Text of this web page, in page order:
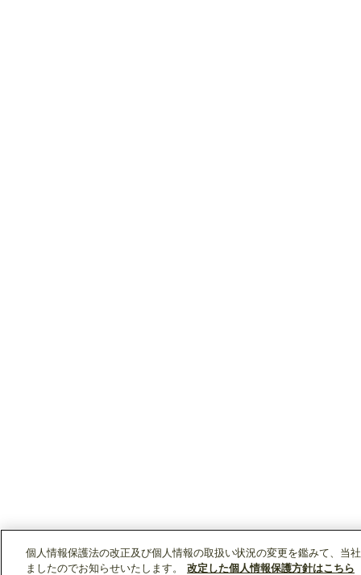
個人情報保護法の改正及び個人情報の取扱い状況の変更を鑑みて、当
ましたのでお知らせいたします。
改定した個人情報保護方針はこちら